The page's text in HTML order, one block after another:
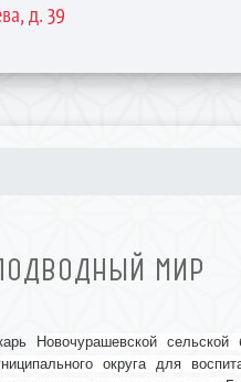
д. 39
МИР
Новочурашевской сельской
округа для